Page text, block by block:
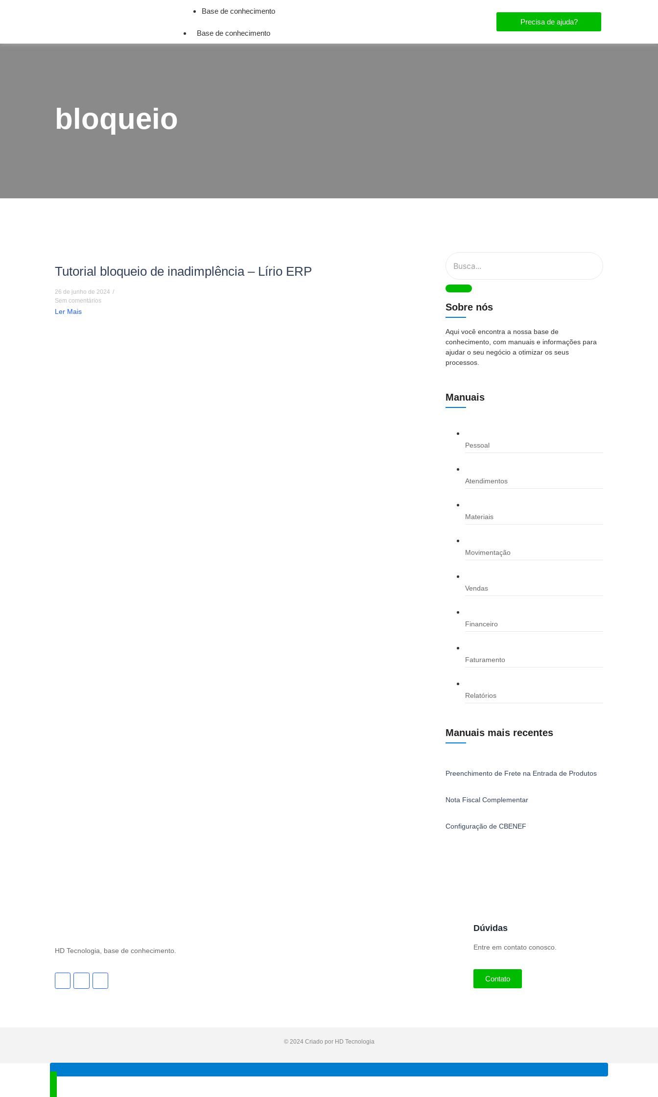
Base de conhecimento
Base de conhecimento
Precisa de ajuda?
bloqueio
Tutorial bloqueio de inadimplência – Lírio ERP
26 de junho de 2024 /
Sem comentários
Ler Mais Sobre nós
Aqui você encontra a nossa base de
conhecimento, com manuais e informações para
ajudar o seu negócio a otimizar os seus
processos.
Manuais
Pessoal
Atendimentos
Materiais
Movimentação
Vendas
Financeiro
Faturamento
Relatórios
Manuais mais recentes
Preenchimento de Frete na Entrada de Produtos
Nota Fiscal Complementar
Configuração de CBENEF
HD Tecnologia, base de conhecimento.
Dúvidas
Entre em contato conosco.
Contato
© 2024 Criado por HD Tecnologia